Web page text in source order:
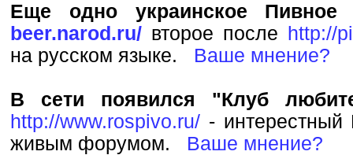
Еще одно украинское Пивное
beer.narod.ru/ второе после
http://
на русском языке. Ваше мнение?
В сети появился "Клуб
http://www.rospivo.ru/ - интерестный
живым форумом. Ваше мнение?